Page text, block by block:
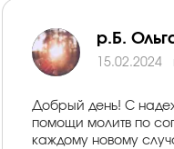
р.Б.
15.02.2024
Добрый день! С
помощи молитв по
каждому новому